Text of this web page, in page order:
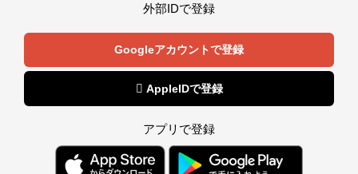
外部IDで登録
Googleアカウントで登録
 AppleIDで登録
アプリで登録